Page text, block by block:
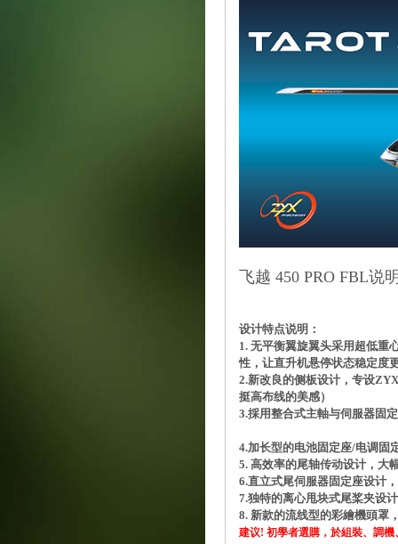
飞越 450 PRO FBL说
设计特点说明：
1. 无平衡翼旋翼头采用超低重
性，让直升机悬停状态稳定度
2.新改良的侧板设计，专设
挺高布线的美感）
3.採用整合式主軸与伺服器固
4.加长型的电池固定座/电调固
5. 高效率的尾轴传动设计，大
6.直立式尾伺服器固定座设计
7.独特的离心甩块式尾桨夹设
8. 新款的流线型的彩繪機頭罩
建议! 初學者選購，於組裝、調